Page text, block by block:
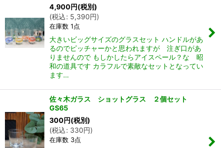
4,900円(税別)
(税込: 5,390円)
在庫数 1点
大きいビッグサイズのグラスセット ハンドルがあ
るのでピッチャーかと思われますが 注ぎ口があ
りませんので もしかしたらアイスペール？な 昭
和の道具です カラフルで素敵なセットとなってい
ます…
佐々木ガラス ショットグラス ２個セット
GS65
300円(税別)
(税込: 330円)
在庫数 3点